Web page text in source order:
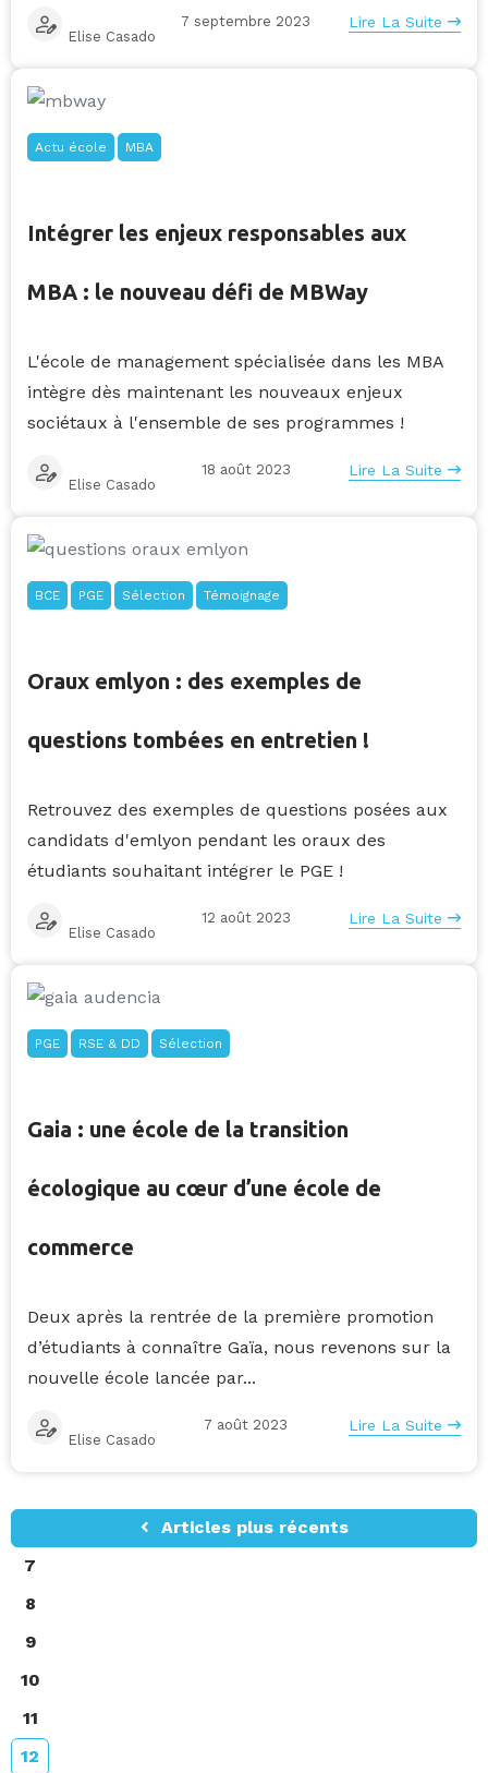
Elise Casado
7 septembre 2023 Lire La Suite
Actu école MBA
Intégrer les enjeux responsables aux
MBA : le nouveau défi de MBWay
L'école de management spécialisée dans les MBA
intègre dès maintenant les nouveaux enjeux
sociétaux à l'ensemble de ses programmes !
Elise Casado
18 août 2023 Lire La Suite
BCE PGE Sélection Témoignage
Oraux emlyon : des exemples de
questions tombées en entretien !
Retrouvez des exemples de questions posées aux
candidats d'emlyon pendant les oraux des
étudiants souhaitant intégrer le PGE !
Elise Casado
12 août 2023 Lire La Suite
PGE RSE & DD Sélection
Gaia : une école de la transition
écologique au cœur d’une école de
commerce
Deux après la rentrée de la première promotion
d’étudiants à connaître Gaïa, nous revenons sur la
nouvelle école lancée par...
Elise Casado
7 août 2023 Lire La Suite
Articles plus récents
7
8
9
10
11
12